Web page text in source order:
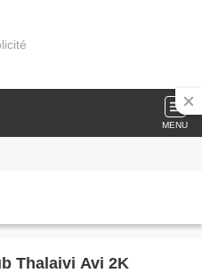
MENU
Thalaivi Avi 2K